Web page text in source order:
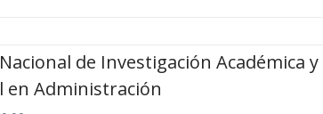
de Investigación Académica y
en Administración